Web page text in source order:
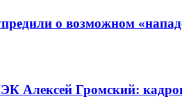
о возможном
Алексей Громский: